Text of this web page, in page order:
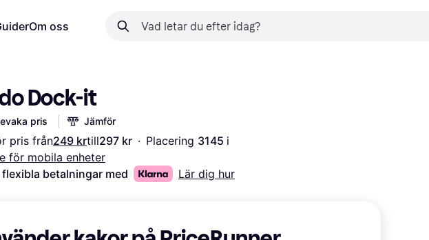
Om oss
Dock-it
pris Jämför
pris från249 krtill297 kr · Placering 3145 i
för mobila enheter
flexibla betalningar med
Lär dig hur